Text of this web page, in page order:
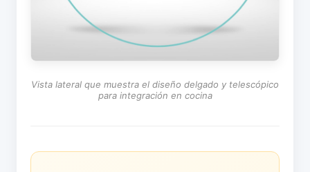
Vista lateral que muestra el diseño delgado y telescópico
para integración en cocina